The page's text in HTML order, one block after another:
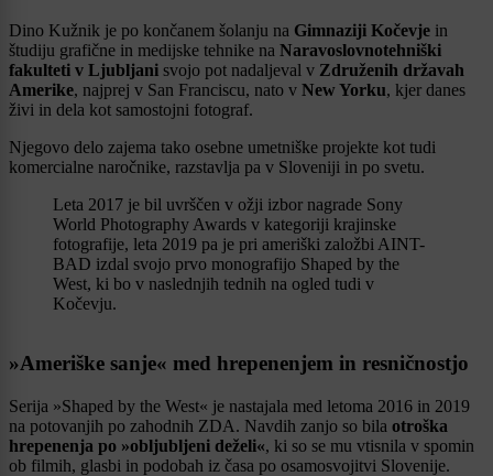
Dino Kužnik je po končanem šolanju na Gimnaziji Kočevje in
študiju grafične in medijske tehnike na Naravoslovnotehniški
fakulteti v Ljubljani svojo pot nadaljeval v Združenih državah
Amerike, najprej v San Franciscu, nato v New Yorku, kjer danes
živi in dela kot samostojni fotograf.
Njegovo delo zajema tako osebne umetniške projekte kot tudi
komercialne naročnike, razstavlja pa v Sloveniji in po svetu.
Leta 2017 je bil uvrščen v ožji izbor nagrade Sony
World Photography Awards v kategoriji krajinske
fotografije, leta 2019 pa je pri ameriški založbi AINT-
BAD izdal svojo prvo monografijo Shaped by the
West, ki bo v naslednjih tednih na ogled tudi v
Kočevju.
»Ameriške sanje« med hrepenenjem in resničnostjo
Serija »Shaped by the West« je nastajala med letoma 2016 in 2019
na potovanjih po zahodnih ZDA. Navdih zanjo so bila otroška
hrepenenja po »obljubljeni deželi«, ki so se mu vtisnila v spomin
ob filmih, glasbi in podobah iz časa po osamosvojitvi Slovenije.